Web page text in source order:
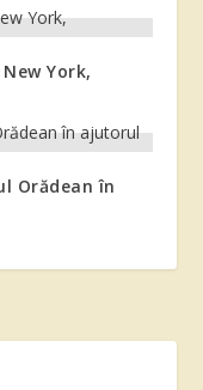
York,
Orădean în